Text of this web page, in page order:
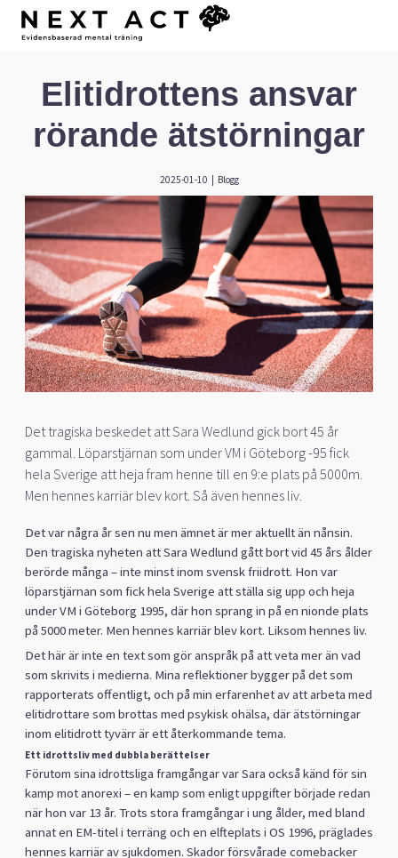
Elitidrottens ansvar
rörande ätstörningar
2025-01-10 Blogg
Det tragiska beskedet att Sara Wedlund gick bort 45 år
gammal. Löparstjärnan som under VM i Göteborg -95 fick
hela Sverige att heja fram henne till en 9:e plats på 5000m.
Men hennes karriär blev kort. Så även hennes liv.
Det var några år sen nu men ämnet är mer aktuellt än nånsin.
Den tragiska nyheten att Sara Wedlund gått bort vid 45 års ålder
berörde många – inte minst inom svensk friidrott. Hon var
löparstjärnan som fick hela Sverige att ställa sig upp och heja
under VM i Göteborg 1995, där hon sprang in på en nionde plats
på 5000 meter. Men hennes karriär blev kort. Liksom hennes liv.
Det här är inte en text som gör anspråk på att veta mer än vad
som skrivits i medierna. Mina reflektioner bygger på det som
rapporterats offentligt, och på min erfarenhet av att arbeta med
elitidrottare som brottas med psykisk ohälsa, där ätstörningar
inom elitidrott tyvärr är ett återkommande tema.
Ett idrottsliv med dubbla berättelser
Förutom sina idrottsliga framgångar var Sara också känd för sin
kamp mot anorexi – en kamp som enligt uppgifter började redan
när hon var 13 år. Trots stora framgångar i ung ålder, med bland
annat en EM-titel i terräng och en elfteplats i OS 1996, präglades
hennes karriär av sjukdomen. Skador försvårade comebacker